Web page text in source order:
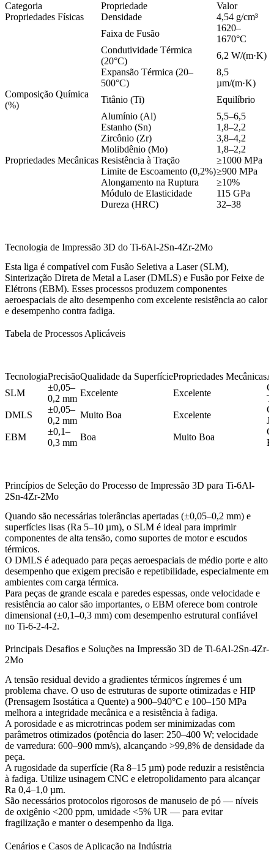
Categoria Propriedade
Valor
Propriedades Físicas
Densidade
4,54 g/cm³
Faixa de Fusão
1620–
1670°C
Condutividade Térmica
(20°C)
6,2 W/(m·K)
Expansão Térmica (20–
500°C)
8,5
µm/(m·K)
Composição Química
(%)
Titânio (Ti)
Equilíbrio
Alumínio (Al)
5,5–6,5
Estanho (Sn)
1,8–2,2
Zircônio (Zr)
3,8–4,2
Molibdênio (Mo)
1,8–2,2
Propriedades Mecânicas Resistência à Tração
≥1000 MPa
Limite de Escoamento (0,2%)≥900 MPa
Alongamento na Ruptura
≥10%
Módulo de Elasticidade
115 GPa
Dureza (HRC)
32–38
Tecnologia de Impressão 3D do Ti-6Al-2Sn-4Zr-2Mo
Esta liga é compatível com Fusão Seletiva a Laser (SLM),
Sinterização Direta de Metal a Laser (DMLS) e Fusão por Feixe de
Elétrons (EBM). Esses processos produzem componentes
aeroespaciais de alto desempenho com excelente resistência ao calor
e desempenho contra fadiga.
Tabela de Processos Aplicáveis
TecnologiaPrecisãoQualidade da SuperfíciePropriedades Mecânicas
SLM
±0,05–
0,2 mm
Excelente Excelente
DMLS
±0,05–
0,2 mm
Muito Boa Excelente
EBM
±0,1–
0,3 mm
Boa Muito Boa
Princípios de Seleção do Processo de Impressão 3D para Ti-6Al-
2Sn-4Zr-2Mo
Quando são necessárias tolerâncias apertadas (±0,05–0,2 mm) e
superfícies lisas (Ra 5–10 µm), o SLM é ideal para imprimir
componentes de alta tensão, como suportes de motor e escudos
térmicos.
O DMLS é adequado para peças aeroespaciais de médio porte e alto
desempenho que exigem precisão e repetibilidade, especialmente em
ambientes com carga térmica.
Para peças de grande escala e paredes espessas, onde velocidade e
resistência ao calor são importantes, o EBM oferece bom controle
dimensional (±0,1–0,3 mm) com desempenho estrutural confiável
no Ti-6-2-4-2.
Principais Desafios e Soluções na Impressão 3D de Ti-6Al-2Sn-4Zr-
2Mo
A tensão residual devido a gradientes térmicos íngremes é um
problema chave. O uso de estruturas de suporte otimizadas e HIP
(Prensagem Isostática a Quente) a 900–940°C e 100–150 MPa
melhora a integridade mecânica e a resistência à fadiga.
A porosidade e as microtrincas podem ser minimizadas com
parâmetros otimizados (potência do laser: 250–400 W; velocidade
de varredura: 600–900 mm/s), alcançando >99,8% de densidade da
peça.
A rugosidade da superfície (Ra 8–15 µm) pode reduzir a resistência
à fadiga. Utilize usinagem CNC e eletropolidamento para alcançar
Ra 0,4–1,0 µm.
São necessários protocolos rigorosos de manuseio de pó — níveis
de oxigênio <200 ppm, umidade <5% UR — para evitar
fragilização e manter o desempenho da liga.
Cenários e Casos de Aplicação na Indústria